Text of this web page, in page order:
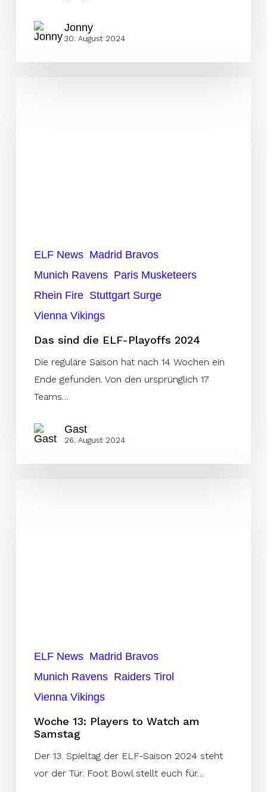
Jonny
30. August 2024
ELF News Madrid Bravos
Munich Ravens Paris Musketeers
Rhein Fire Stuttgart Surge
Vienna Vikings
Das sind die ELF-Playoffs 2024
Die reguläre Saison hat nach 14 Wochen ein
Ende gefunden. Von den ursprünglich 17
Teams…
Gast
26. August 2024
ELF News Madrid Bravos
Munich Ravens Raiders Tirol
Vienna Vikings
Woche 13: Players to Watch am
Samstag
Der 13. Spieltag der ELF-Saison 2024 steht
vor der Tür. Foot Bowl stellt euch für…